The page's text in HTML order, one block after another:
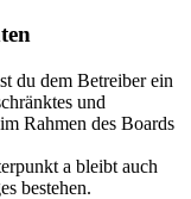
du dem Betreiber ein
und
Rahmen des Boards
a bleibt auch
bestehen.